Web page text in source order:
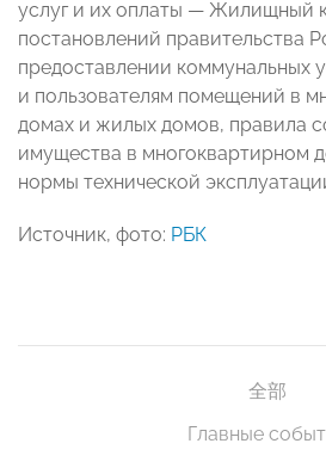
услуг и их оплаты — Жилищный
постановлений правительства
предоставлении коммунальных
и пользователям помещений в
домах и жилых домов, правила
имущества в многоквартирном
нормы технической
Источник, фото: РБК
全部
Главные